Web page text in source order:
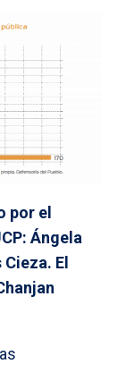
por el
Ángela
El